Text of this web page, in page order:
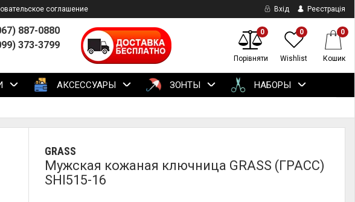
соглашение Вхід Реєстрація
887-0880
373-3799
0
Порівняти
0
Wishlist
0
Кошик
АКСЕССУАРЫ ЗОНТЫ НАБОРЫ
GRASS
Мужская кожаная ключница GRASS (ГРАСС)
SHI515-16